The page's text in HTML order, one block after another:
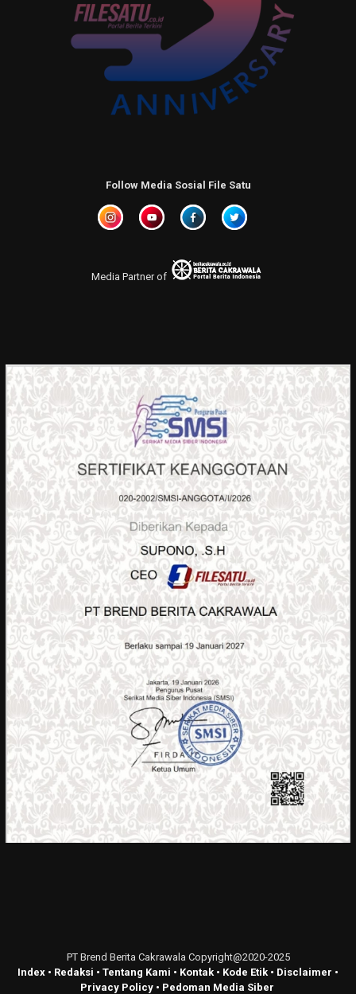
Follow Media Sosial File Satu
Media Partner of
PT Brend Berita Cakrawala Copyright@2020-2025
Index • Redaksi • Tentang Kami • Kontak • Kode Etik • Disclaimer •
Privacy Policy• Pedoman Media Siber